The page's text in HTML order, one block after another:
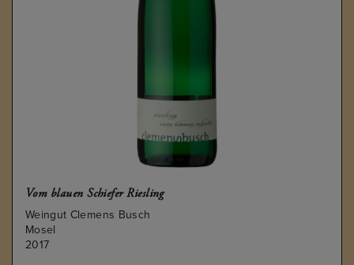
Vom blauen Schiefer Riesling
Weingut Clemens Busch
Mosel
2017